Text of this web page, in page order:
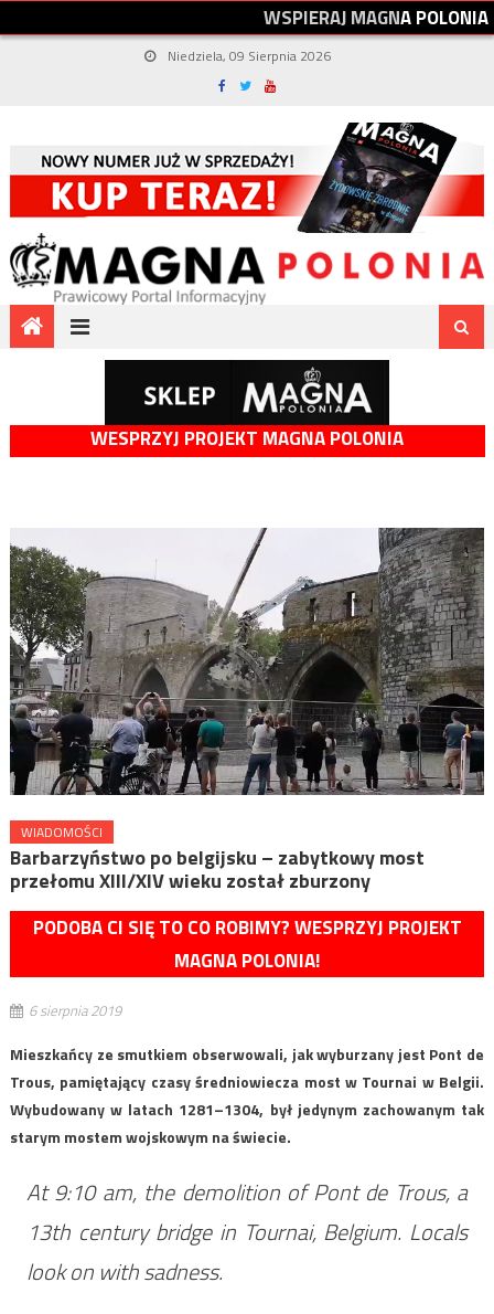
WSPIERAJMAGNAPOLONIA
Niedziela, 09 Sierpnia 2026
WESPRZYJ PROJEKT MAGNA POLONIA
WIADOMOŚCI
Barbarzyństwo po belgijsku – zabytkowy most
przełomu XIII/XIV wieku został zburzony
PODOBA CI SIĘ TO CO ROBIMY? WESPRZYJ PROJEKT
MAGNA POLONIA!
6 sierpnia 2019
Mieszkańcy ze smutkiem obserwowali, jak wyburzany jest Pont de
Trous, pamiętający czasy średniowiecza most w Tournai w Belgii.
Wybudowany w latach 1281–1304, był jedynym zachowanym tak
starym mostem wojskowym na świecie.
At 9:10 am, the demolition of Pont de Trous, a
13th century bridge in Tournai, Belgium. Locals
look on with sadness.